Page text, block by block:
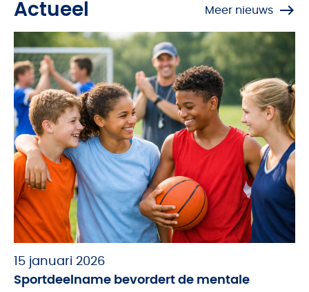
Actueel Meer nieuws
15 januari 2026
Sportdeelname bevordert de mentale